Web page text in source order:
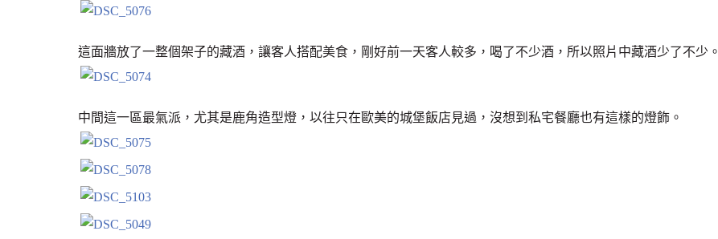
這面牆放了一整個架子的藏酒，讓客人搭配美食，剛好前一天客人較多，喝了不少酒，所以照片中藏酒少了不少。
中間這一區最氣派，尤其是鹿角造型燈，以往只在歐美的城堡飯店見過，沒想到私宅餐廳也有這樣的燈飾。